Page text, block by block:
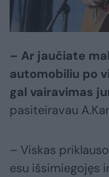
– Ar jaučiate
automobiliu po
gal vairavimas
pasiteiravau
– Viskas
esu išsimiegojęs